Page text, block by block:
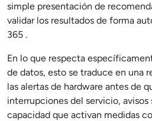
simple presentación de
validar los resultados de forma
365 .
En lo que respecta
de datos, esto se traduce en una
las alertas de hardware antes de
interrupciones del servicio, avisos
capacidad que activan medidas